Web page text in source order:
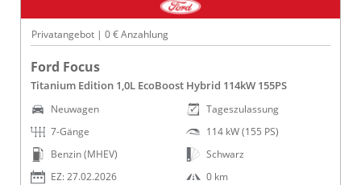
Privatangebot | 0 € Anzahlung
Ford Focus
Titanium Edition 1,0L EcoBoost Hybrid 114kW 155PS
Neuwagen
7-Gänge
Benzin (MHEV)
EZ: 27.02.2026
Tageszulassung
114 kW (155 PS)
Schwarz
0 km